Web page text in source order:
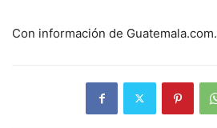
Con información de Guatemala.com.